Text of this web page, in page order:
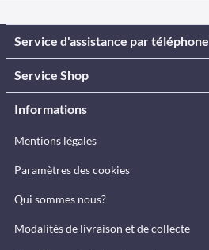
Service d'assistance par téléphone
Service Shop
Informations
Mentions légales
Paramètres des cookies
Qui sommes nous?
Modalités de livraison et de collecte